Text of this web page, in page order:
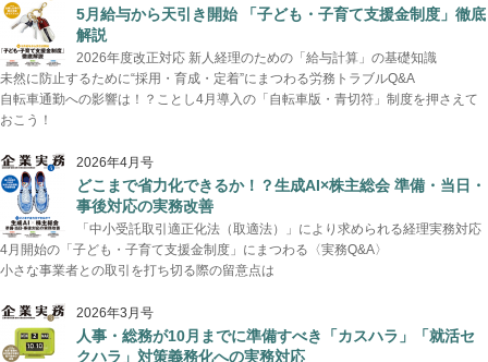
5月給与から天引き開始 「子ども・子育て支援金制度」徹底
解説
2026年度改正対応 新人経理のための「給与計算」の基礎知識
未然に防止するために“採用・育成・定着”にまつわる労務トラブルQ&A
自転車通勤への影響は！？ことし4月導入の「自転車版・青切符」制度を押さえて
おこう！
2026年4月号
どこまで省力化できるか！？生成AI×株主総会 準備・当日・
事後対応の実務改善
「中小受託取引適正化法（取適法）」により求められる経理実務対応
4月開始の「子ども・子育て支援金制度」にまつわる〈実務Q&A〉
小さな事業者との取引を打ち切る際の留意点は
2026年3月号
人事・総務が10月までに準備すべき「カスハラ」「就活セ
クハラ」対策義務化への実務対応